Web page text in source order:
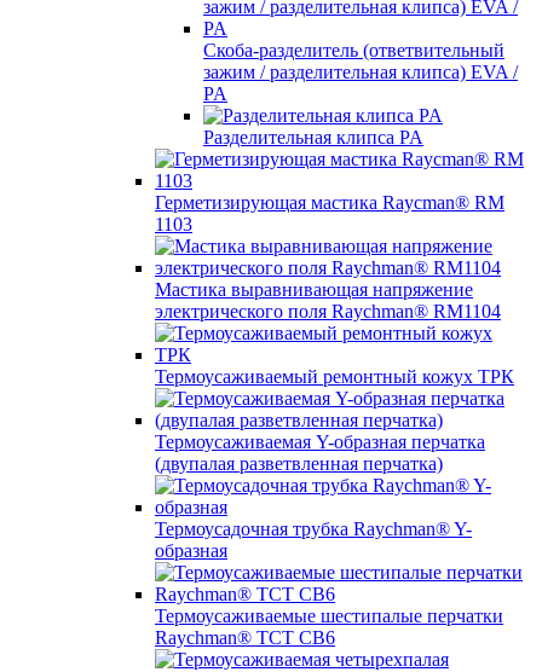
Скоба-разделитель (ответвительный
зажим / разделительная клипса) EVA /
PA
Разделительная клипса PA
Герметизирующая мастика Raycman® RM
1103
Мастика выравнивающая напряжение
электрического поля Raychman® RM1104
Термоусаживаемый ремонтный кожух ТРК
Термоусаживаемая Y-образная перчатка
(двупалая разветвленная перчатка)
Термоусадочная трубка Raychman® Y-
образная
Термоусаживаемые шестипалые перчатки
Raychman® ТСТ СВ6